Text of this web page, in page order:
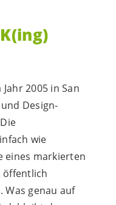
2005 in San
Design-
wie
eines markierten
öffentlich
Was genau auf